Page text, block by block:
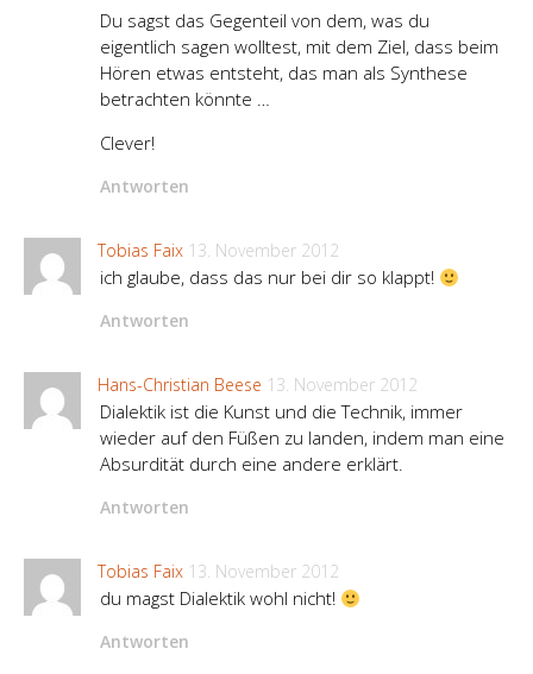
Du sagst das Gegenteil von dem, was du
eigentlich sagen wolltest, mit dem Ziel, dass beim
Hören etwas entsteht, das man als Synthese
betrachten könnte …
Clever!
Antworten
Tobias Faix 13. November 2012
ich glaube, dass das nur bei dir so klappt!
Antworten
Hans-Christian Beese 13. November 2012
Dialektik ist die Kunst und die Technik, immer
wieder auf den Füßen zu landen, indem man eine
Absurdität durch eine andere erklärt.
Antworten
Tobias Faix 13. November 2012
du magst Dialektik wohl nicht!
Antworten